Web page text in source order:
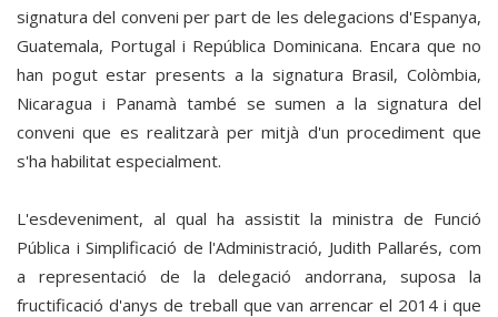
signatura del conveni per part de les delegacions d'Espanya,
Guatemala, Portugal i República Dominicana. Encara que no
han pogut estar presents a la signatura Brasil, Colòmbia,
Nicaragua i Panamà també se sumen a la signatura del
conveni que es realitzarà per mitjà d'un procediment que
s'ha habilitat especialment.
L'esdeveniment, al qual ha assistit la ministra de Funció
Pública i Simplificació de l'Administració, Judith Pallarés, com
a representació de la delegació andorrana, suposa la
fructificació d'anys de treball que van arrencar el 2014 i que